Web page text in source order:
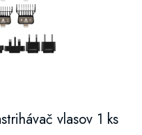
vlasov 1 ks